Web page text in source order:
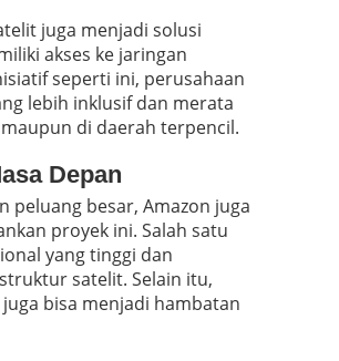
juga menjadi solusi
akses ke jaringan
seperti ini, perusahaan
lebih inklusif dan merata
di daerah terpencil.
Depan
peluang besar, Amazon juga
proyek ini. Salah satu
yang tinggi dan
satelit. Selain itu,
bisa menjadi hambatan